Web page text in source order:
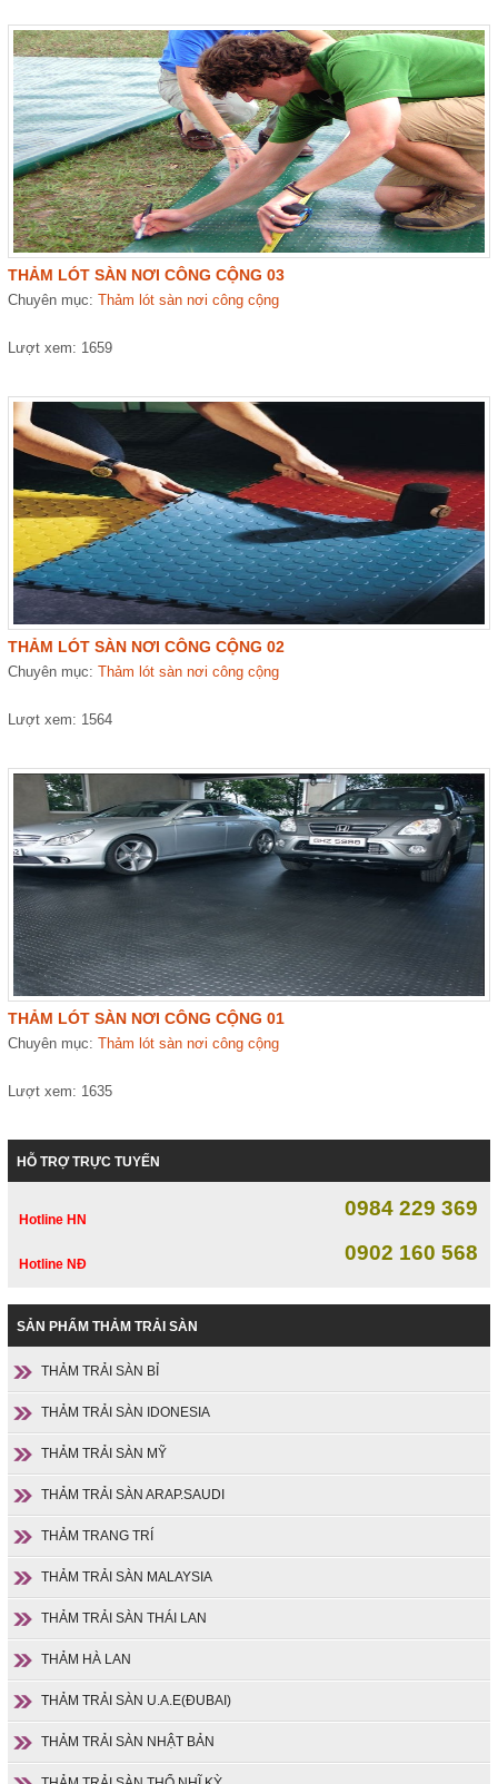
THẢM LÓT SÀN NƠI CÔNG CỘNG 03
Chuyên mục:Thảm lót sàn nơi công cộng
Lượt xem: 1659
THẢM LÓT SÀN NƠI CÔNG CỘNG 02
Chuyên mục:Thảm lót sàn nơi công cộng
Lượt xem: 1564
THẢM LÓT SÀN NƠI CÔNG CỘNG 01
Chuyên mục:Thảm lót sàn nơi công cộng
Lượt xem: 1635
HỖ TRỢ TRỰC TUYẾN
Hotline HN 0984 229 369
Hotline NĐ 0902 160 568
SẢN PHẨM THẢM TRẢI SÀN
THẢM TRẢI SÀN BỈ
THẢM TRẢI SÀN IDONESIA
THẢM TRẢI SÀN MỸ
THẢM TRẢI SÀN ARAP.SAUDI
THẢM TRANG TRÍ
THẢM TRẢI SÀN MALAYSIA
THẢM TRẢI SÀN THÁI LAN
THẢM HÀ LAN
THẢM TRẢI SÀN U.A.E(ĐUBAI)
THẢM TRẢI SÀN NHẬT BẢN